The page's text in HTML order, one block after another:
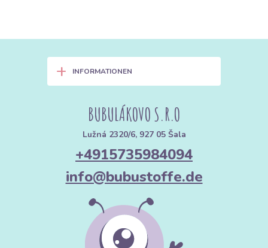
+ INFORMATIONEN
BUBULÁKOVO S.R.O
Lužná 2320/6, 927 05 Šala
+4915735984094
info@bubustoffe.de